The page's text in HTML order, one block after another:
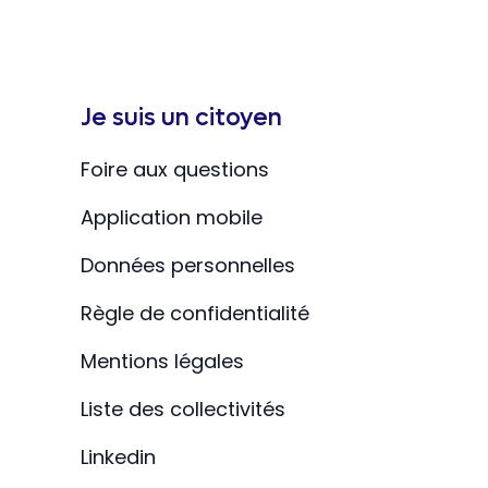
Je suis un citoyen
Foire aux questions
Application mobile
Données personnelles
Règle de confidentialité
Mentions légales
Liste des collectivités
Linkedin